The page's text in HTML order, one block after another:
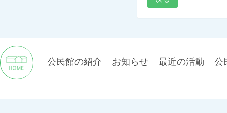
公民館の紹介 お知らせ 最近の活動 公